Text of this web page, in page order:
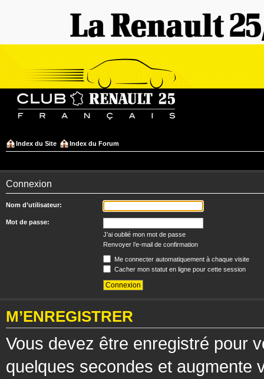
Index du Site Index du Forum
Connexion
Nom d’utilisateur:
Mot de passe:
J’ai oublié mon mot de passe
Renvoyer l’e-mail de confirmation
Me connecter automatiquement à chaque visite
Cacher mon statut en ligne pour cette session
M’ENREGISTRER
Vous devez être enregistré pour
quelques secondes et augmente